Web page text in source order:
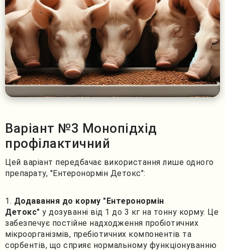
Варіант №3 Монопідхід
профілактичний
Цей варіант передбачає використання лише одного
препарату, "Ентеронормін Детокс":
Додавання до корму "Ентеронормін
Детокс" у дозуванні від 1 до 3 кг на тонну корму. Це
забезпечує постійне надходження пробіотичних
мікроорганізмів, пребіотичних компонентів та
сорбентів, що сприяє нормальному функціонуванню